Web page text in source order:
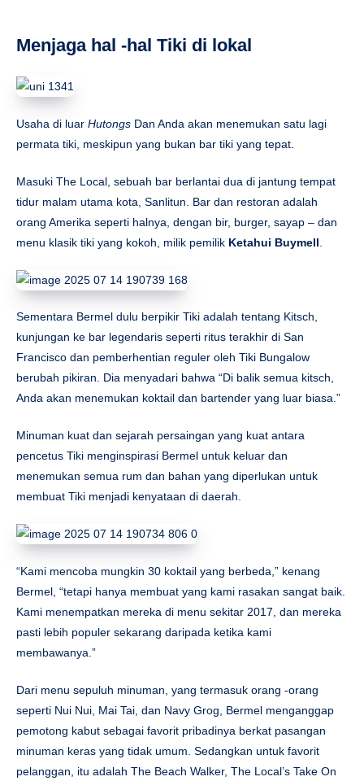
Menjaga hal -hal Tiki di lokal
Usaha di luar Hutongs Dan Anda akan menemukan satu lagi
permata tiki, meskipun yang bukan bar tiki yang tepat.
Masuki The Local, sebuah bar berlantai dua di jantung tempat
tidur malam utama kota, Sanlitun. Bar dan restoran adalah
orang Amerika seperti halnya, dengan bir, burger, sayap – dan
menu klasik tiki yang kokoh, milik pemilik Ketahui Buymell
Sementara Bermel dulu berpikir Tiki adalah tentang Kitsch,
kunjungan ke bar legendaris seperti ritus terakhir di San
Francisco dan pemberhentian reguler oleh Tiki Bungalow
berubah pikiran. Dia menyadari bahwa “Di balik semua kitsch,
Anda akan menemukan koktail dan bartender yang luar biasa.”
Minuman kuat dan sejarah persaingan yang kuat antara
pencetus Tiki menginspirasi Bermel untuk keluar dan
menemukan semua rum dan bahan yang diperlukan untuk
membuat Tiki menjadi kenyataan di daerah.
“Kami mencoba mungkin 30 koktail yang berbeda,” kenang
Bermel, “tetapi hanya membuat yang kami rasakan sangat baik.
Kami menempatkan mereka di menu sekitar 2017, dan mereka
pasti lebih populer sekarang daripada ketika kami
membawanya.”
Dari menu sepuluh minuman, yang termasuk orang -orang
seperti Nui Nui, Mai Tai, dan Navy Grog, Bermel menganggap
pemotong kabut sebagai favorit pribadinya berkat pasangan
minuman keras yang tidak umum. Sedangkan untuk favorit
pelanggan, itu adalah The Beach Walker, The Local’s Take On